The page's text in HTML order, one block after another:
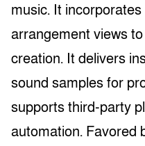
music. It
arrangement views
creation. It delivers
sound samples for
supports third-party
automation. Favored